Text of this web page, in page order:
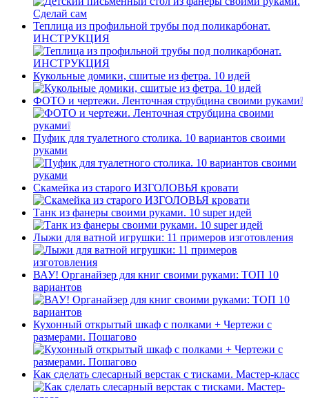
Теплица из профильной трубы под поликарбонат.
ИНСТРУКЦИЯ
Кукольные домики, сшитые из фетра. 10 идей
ФОТО и чертежи. Ленточная струбцина своими руками❕
Пуфик для туалетного столика. 10 вариантов своими
руками
Скамейка из старого ИЗГОЛОВЬЯ кровати
Танк из фанеры своими руками. 10 super идей
Лыжи для ватной игрушки: 11 примеров изготовления
ВАУ! Органайзер для книг своими руками: ТОП 10
вариантов
Кухонный открытый шкаф с полками + Чертежи с
размерами. Пошагово
Как сделать слесарный верстак с тисками. Мастер-класс